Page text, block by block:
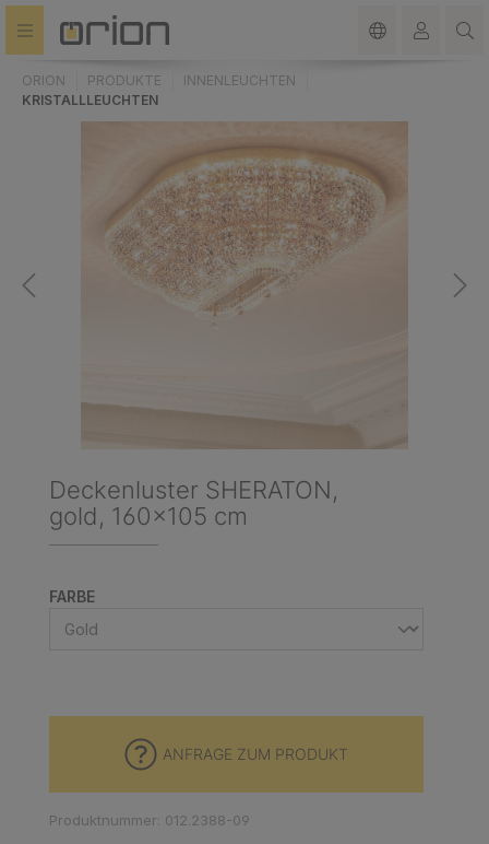
springen
ORION PRODUKTE
INNENLEUCHTEN
KRISTALLLEUCHTEN
Deckenluster SHERATON,
gold, 160x105 cm
FARBEAUSWÄHLEN
ANFRAGE ZUM PRODUKT
Produktnummer: 012.2388-09